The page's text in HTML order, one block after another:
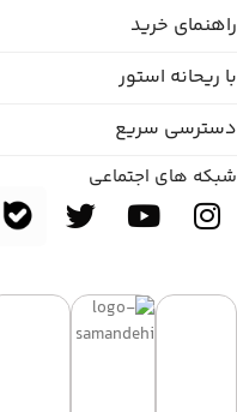
راهنمای خرید
با ریحانه استور
دسترسی سریع
شبکه های اجتماعی